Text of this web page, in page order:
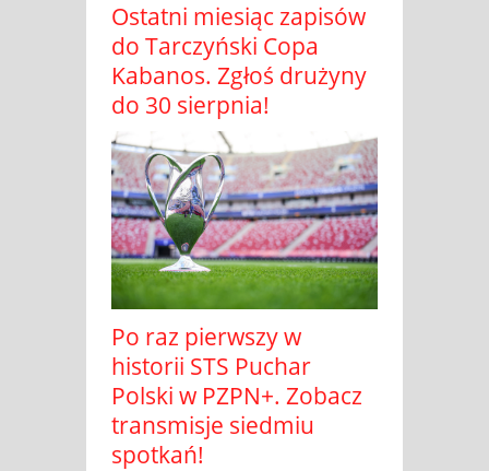
Ostatni miesiąc zapisów
do Tarczyński Copa
Kabanos. Zgłoś drużyny
do 30 sierpnia!
Po raz pierwszy w
historii STS Puchar
Polski w PZPN+. Zobacz
transmisje siedmiu
spotkań!